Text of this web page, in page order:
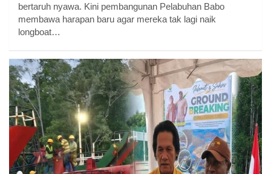
bertaruh nyawa. Kini pembangunan Pelabuhan Babo
membawa harapan baru agar mereka tak lagi naik
longboat…